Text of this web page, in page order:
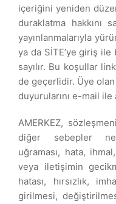
içeriğini yeniden
duraklatma hakkını
yayınlanmalarıyla
ya da SİTE’ye giriş
sayılır. Bu koşullar
de geçerlidir. Üye
duyurularını e-mail ile
AMERKEZ,
diğer sebepler
uğraması, hata,
veya iletişimin
hatası, hırsızlık,
girilmesi,